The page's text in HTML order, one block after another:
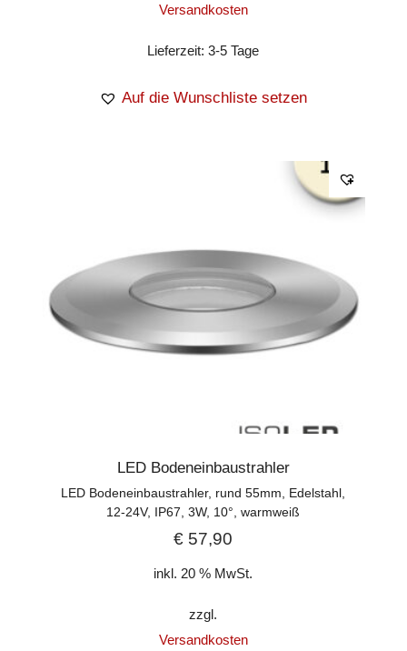
Versandkosten
Lieferzeit:3-5 Tage
Auf die Wunschliste setzen
LED Bodeneinbaustrahler
LED Bodeneinbaustrahler, rund 55mm, Edelstahl,
12-24V, IP67, 3W, 10°, warmweiß
€ 57,90
inkl. 20 % MwSt.
zzgl.
Versandkosten